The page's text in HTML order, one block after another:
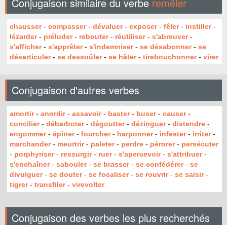
chausser- compasser- dévaluer- exposer- fêler- instiller-
lézarder- préluder- rebouter- réutiliser- s'abreuver-
s'afficher- s'apprêter- s'indemniser- se désabonner- se
désarticuler- se dessoûler- se hâter- tirebouchonner- virer
Conjugaison d'autres verbes
amortir- anordir- assavoir- baster- buser- causer-
concilier- débarboter- dégoutter- dézinguer- distendre -
engommer- épiner- fourcher- harponner- infester- irriter-
marchander- meurtrir- paleter- perdre - pérorer- persécuter
- porphyriser- ressurgir- ruer- s'apercevoir- s'attribuer-
s'enchaîner- sabouler- se brasser- se confédérer- se
divulguer- se douter- se focaliser- se rouvrir- se saisir-
tigrer- transfiler- virevolter
Conjugaison des verbes les plus recherchés